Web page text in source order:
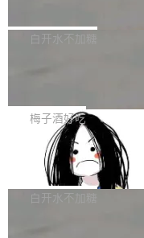
获配9...
题，该问题可能导致在旧
P）！这一里程碑不仅标
长期停止内容更新，未能
提交的编辑请求也长期处
pedia 于去年底上线，定
容的百科平台，被马斯克
维基百科的替代方案。
热门页面还是低关注度页
白开水不加糖
是这样的：配
声明 LocaleResolver、
erceptor…五六步之后才
本。 Solon 换了个方式
梅子酒好吃
Apache Doris 4.1 全面
支持 UPDATE、
erg V3
Apache Doris 4.1 要补
半。在已有查询能力的基
白开水不加糖